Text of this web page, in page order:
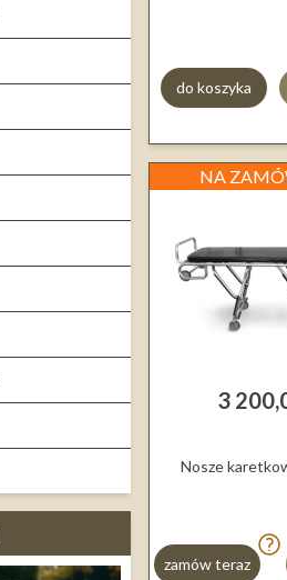
do koszyka
NA
3
Nosze
zamów teraz